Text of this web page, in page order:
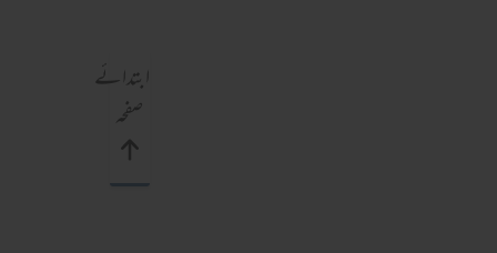
ابتدائے
صفحہ